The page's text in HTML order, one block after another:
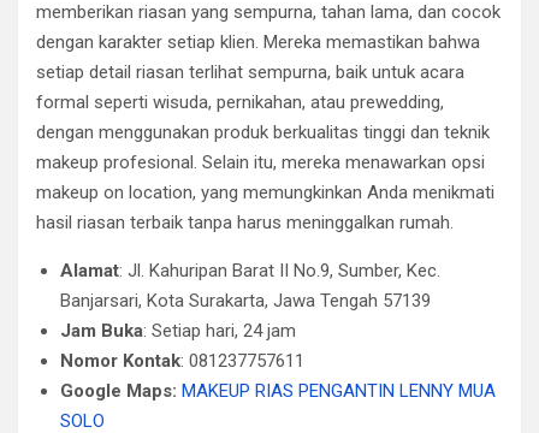
memberikan riasan yang sempurna, tahan lama, dan cocok
dengan karakter setiap klien. Mereka memastikan bahwa
setiap detail riasan terlihat sempurna, baik untuk acara
formal seperti wisuda, pernikahan, atau prewedding,
dengan menggunakan produk berkualitas tinggi dan teknik
makeup profesional. Selain itu, mereka menawarkan opsi
makeup on location, yang memungkinkan Anda menikmati
hasil riasan terbaik tanpa harus meninggalkan rumah.
Alamat: Jl. Kahuripan Barat II No.9, Sumber, Kec.
Banjarsari, Kota Surakarta, Jawa Tengah 57139
Jam Buka: Setiap hari, 24 jam
Nomor Kontak: 081237757611
Google Maps: MAKEUP RIAS PENGANTIN LENNY MUA
SOLO